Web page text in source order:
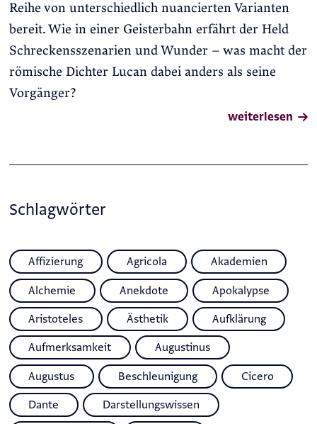
Reihe von unterschiedlich nuancierten Varianten
bereit. Wie in einer Geisterbahn erfährt der Held
Schreckensszenarien und Wunder – was macht der
römische Dichter Lucan dabei anders als seine
Vorgänger?
weiterlesen
Schlagwörter
Affizierung Agricola Akademien
Alchemie Anekdote Apokalypse
Aristoteles Ästhetik Aufklärung
Aufmerksamkeit Augustinus
Augustus Beschleunigung Cicero
Dante Darstellungswissen